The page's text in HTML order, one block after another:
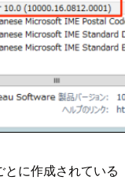
に作成されている